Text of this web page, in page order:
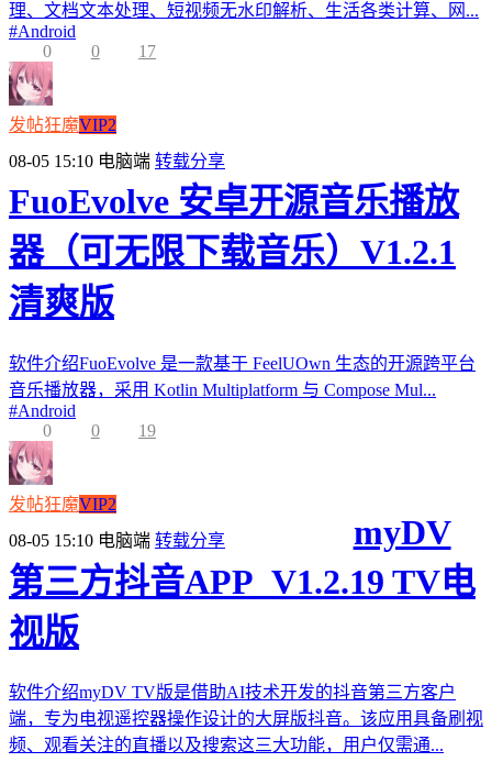
理、文档文本处理、短视频无水印解析、生活各类计算、网...
#Android
0
0 17
发帖狂魔VIP2
08-05 15:10 电脑端 转载分享
FuoEvolve 安卓开源音乐播放
器（可无限下载音乐）V1.2.1
清爽版
软件介绍FuoEvolve 是一款基于 FeelUOwn 生态的开源跨平台
音乐播放器，采用 Kotlin Multiplatform 与 Compose Mul...
#Android
0
0 19
发帖狂魔VIP2
08-05 15:10 电脑端 转载分享
myDV
第三方抖音APP_V1.2.19 TV电
视版
软件介绍myDV TV版是借助AI技术开发的抖音第三方客户
端，专为电视遥控器操作设计的大屏版抖音。该应用具备刷视
频、观看关注的直播以及搜索这三大功能，用户仅需通...